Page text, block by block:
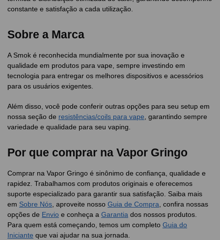
constante e satisfação a cada utilização.
Sobre a Marca
A Smok é reconhecida mundialmente por sua inovação e
qualidade em produtos para vape, sempre investindo em
tecnologia para entregar os melhores dispositivos e acessórios
para os usuários exigentes.
Além disso, você pode conferir outras opções para seu setup em
nossa seção de resistências/coils para vape , garantindo sempre
variedade e qualidade para seu vaping.
Por que comprar na Vapor Gringo
Comprar na Vapor Gringo é sinônimo de confiança, qualidade e
rapidez. Trabalhamos com produtos originais e oferecemos
suporte especializado para garantir sua satisfação. Saiba mais
em Sobre Nós , aproveite nosso Guia de Compra , confira nossas
opções de Envio e conheça a Garantia dos nossos produtos.
Para quem está começando, temos um completo Guia do
Iniciante que vai ajudar na sua jornada.